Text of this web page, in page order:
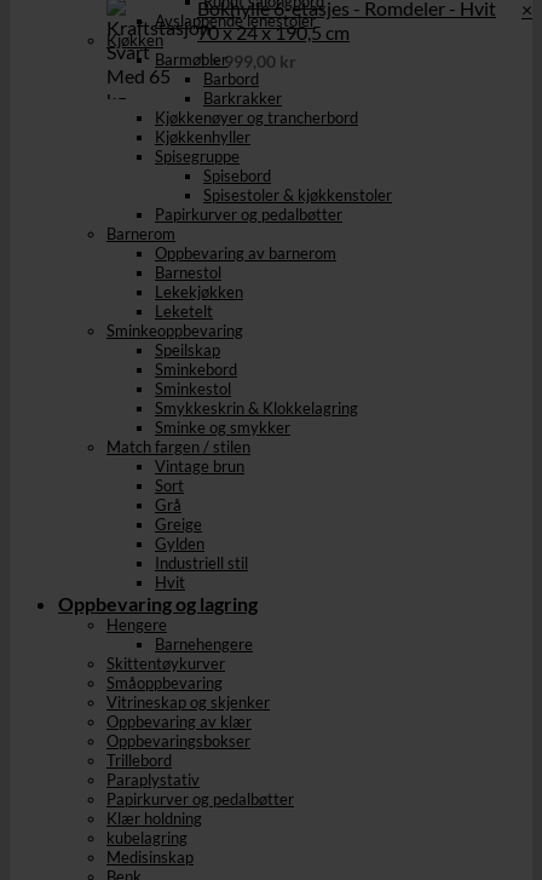
×
Bokhylle 6-etasjes - Romdeler - Hvit
70 x 24 x 190,5 cm
1 ×999,00 kr
Avslappende lenestoler
Kjøkken
Barmøbler
Barbord
Barkrakker
Kjøkkenøyer og trancherbord
Kjøkkenhyller
Spisegruppe
Spisebord
Spisestoler & kjøkkenstoler
Papirkurver og pedalbøtter
Barnerom
Oppbevaring av barnerom
Barnestol
Lekekjøkken
Leketelt
Sminkeoppbevaring
Speilskap
Sminkebord
Sminkestol
Smykkeskrin & Klokkelagring
Sminke og smykker
Match fargen / stilen
Vintage brun
Sort
Grå
Greige
Gylden
Industriell stil
Hvit
Oppbevaring og lagring
Hengere
Barnehengere
Skittentøykurver
Småoppbevaring
Vitrineskap og skjenker
Oppbevaring av klær
Oppbevaringsbokser
Trillebord
Paraplystativ
Papirkurver og pedalbøtter
Klær holdning
kubelagring
Medisinskap